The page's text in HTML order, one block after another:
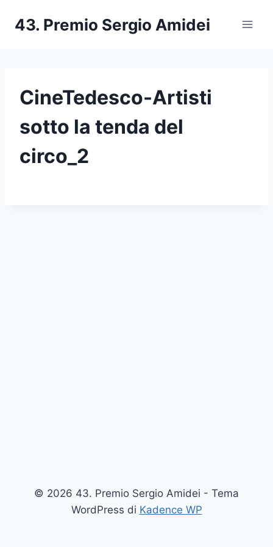
43. Premio Sergio Amidei
CineTedesco-Artisti
sotto la tenda del
circo_2
© 2026 43. Premio Sergio Amidei - Tema
WordPress di Kadence WP